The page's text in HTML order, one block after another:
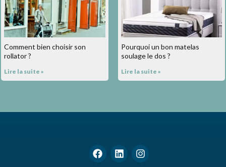
Comment bien choisir son
rollator ?
Lire la suite »
Pourquoi un bon matelas
soulage le dos ?
Lire la suite »